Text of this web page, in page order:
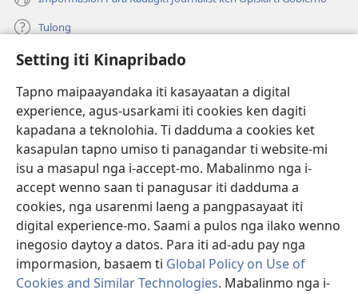
Setting iti Kinapribado
Tapno maipaayandaka iti kasayaatan a digital
experience, agus-usarkami iti cookies ken dagiti
kapadana a teknolohia. Ti dadduma a cookies ket
kasapulan tapno umiso ti panagandar ti website-mi
isu a masapul nga i-accept-mo. Mabalinmo nga i-
accept wenno saan ti panagusar iti dadduma a
cookies, nga usarenmi laeng a pangpasayaat iti
digital experience-mo. Saami a pulos nga ilako wenno
inegosio daytoy a datos. Para iti ad-adu pay nga
impormasion, basaem ti Global Policy on Use of
Cookies and Similar Technologies. Mabalinmo nga i-
Tulong
Donasion
(manglukat
iti
baro
a
window)
Watchtower ONLINE A LIBRARIA
(manglukat
iti
baro
a
JW Hub ®
(manglukat
iti
baro
window)
JW Library
Watchtower Library